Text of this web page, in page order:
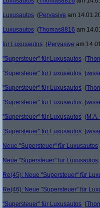
Luxusautos (Pervasive am
Luxusautos (Thomas8816 am
für Luxusautos (Pervasive am
"Supersteuer" für Luxusautos (
"Supersteuer" für Luxusautos (
"Supersteuer" für Luxusautos (
"Supersteuer" für Luxusautos (
"Supersteuer" für Luxusautos (
"Supersteuer" für Luxusautos (
Neue "Supersteuer" für Luxusautos
Neue "Supersteuer" für Luxusautos
Re(45): Neue "Supersteuer" für
Re(46): Neue "Supersteuer" für
"Supersteuer" für Luxusautos (